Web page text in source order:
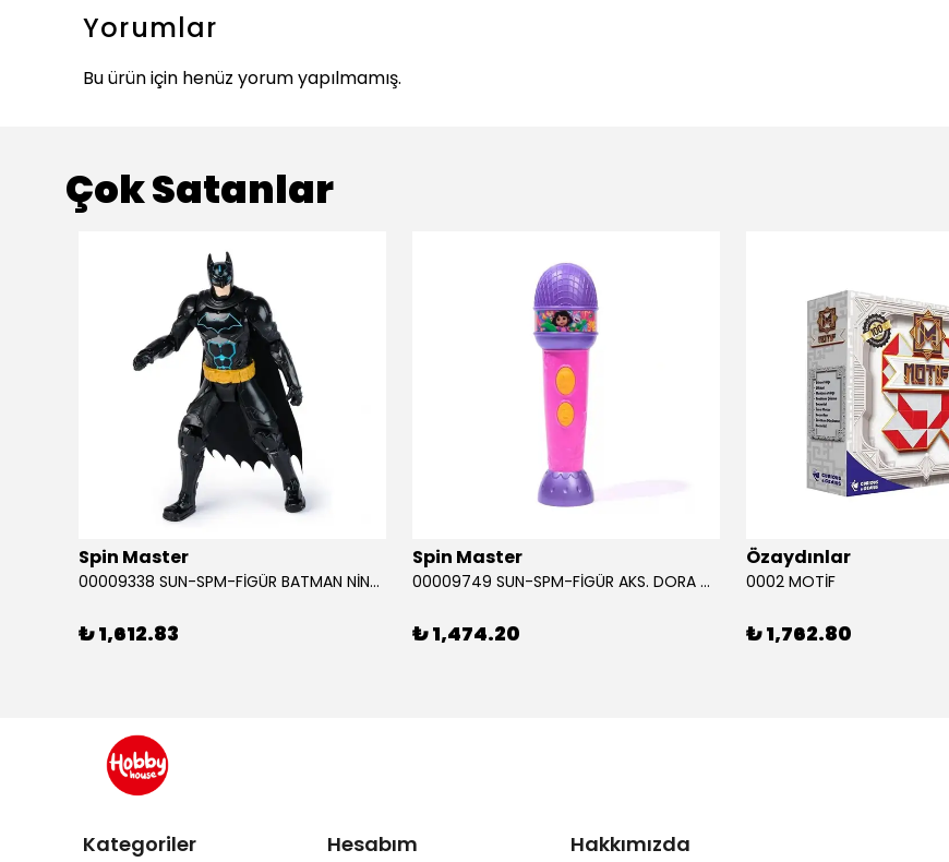
Yorumlar
Bu ürün için henüz yorum yapılmamış.
Çok Satanlar
Spin Master
00009338 SUN-SPM-FİGÜR BATMAN NİNJA STRIKE 30 CM. EXC.
₺ 1,612.83
Spin Master
00009749 SUN-SPM-FİGÜR AKS. DORA MİKROFON YAĞMUR ORMANI RİTMİ (DORA) SESLİ
₺ 1,474.20
Özaydınlar
0002 MOTİF
₺ 1,762.80
Kategoriler Hesabım Hakkımızda